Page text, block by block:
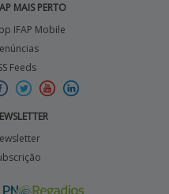
MAIS PERTO
IFAP Mobile
Feeds